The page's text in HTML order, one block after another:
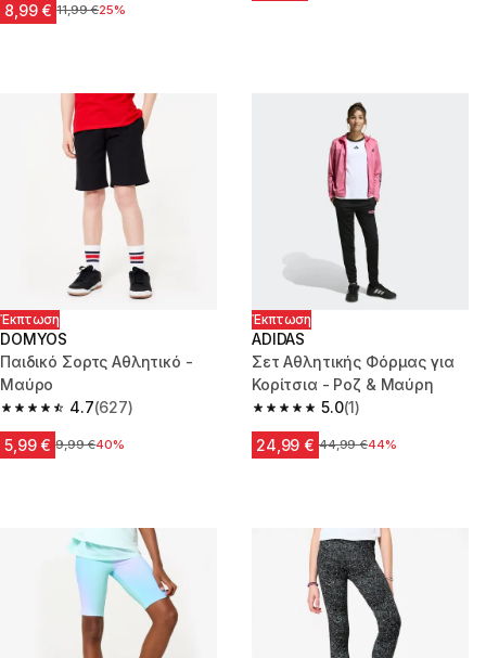
8,99 € Αρχική τιμή
11,99 €25%
Έκπτωση
DOMYOS
Παιδικό Σορτς Αθλητικό -
Μαύρο
4.7
4.7 out of 5 stars from 627 reviews
(627)
5,99 € Αρχική τιμή
9,99 €40%
Έκπτωση
ADIDAS
Σετ Αθλητικής Φόρμας για
Κορίτσια - Ροζ & Μαύρη
5.0
5.0 out of 5 stars from 1
(1)
24,99 € Αρχική τιμή
44,99 €44%